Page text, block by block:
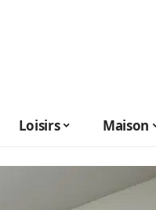
Loisirs Maison